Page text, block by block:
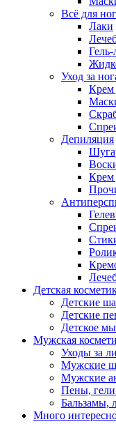
Всё для
Лаки
Гель-
Уход за
Крем
Депиляция
Крем
Детская
Детские
Детские
Детское
Мужская
Уходы за
Мужские
Мужские
Пены, гели
Бальзамы,
Много